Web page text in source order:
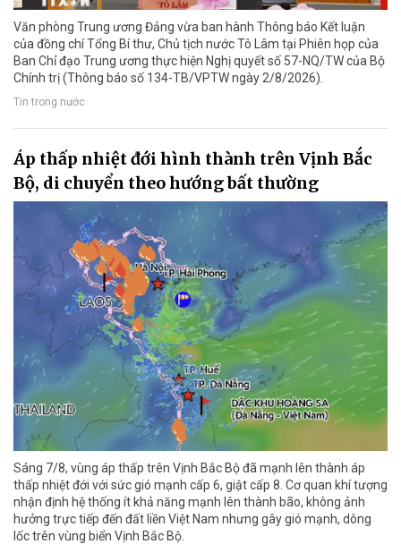
Văn phòng Trung ương Đảng vừa ban hành Thông báo Kết luận
của đồng chí Tổng Bí thư, Chủ tịch nước Tô Lâm tại Phiên họp của
Ban Chỉ đạo Trung ương thực hiện Nghị quyết số 57-NQ/TW của Bộ
Chính trị (Thông báo số 134-TB/VPTW ngày 2/8/2026).
Tin trong nước
Áp thấp nhiệt đới hình thành trên Vịnh Bắc
Bộ, di chuyển theo hướng bất thường
Sáng 7/8, vùng áp thấp trên Vịnh Bắc Bộ đã mạnh lên thành áp
thấp nhiệt đới với sức gió mạnh cấp 6, giật cấp 8. Cơ quan khí tượng
nhận định hệ thống ít khả năng mạnh lên thành bão, không ảnh
hưởng trực tiếp đến đất liền Việt Nam nhưng gây gió mạnh, dông
lốc trên vùng biển Vịnh Bắc Bộ.